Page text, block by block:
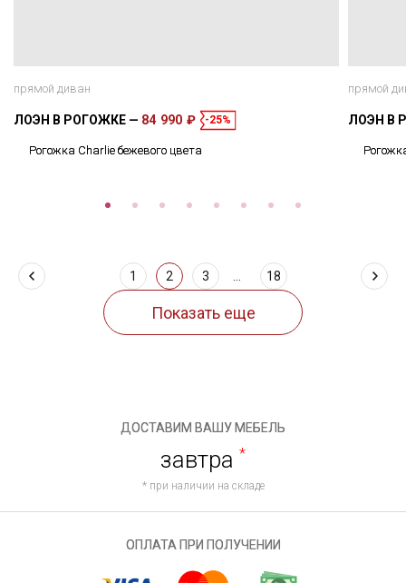
прямой диван
ЛОЭН В РОГОЖКЕ 84 990 ₽ -25%
Рогожка Charlie бежевого цвета
прямой
ЛОЭН В
1 2 3 18
ДОСТАВИМ ВАШУ МЕБЕЛЬ
завтра *
* при наличии на складе
ОПЛАТА ПРИ ПОЛУЧЕНИИ